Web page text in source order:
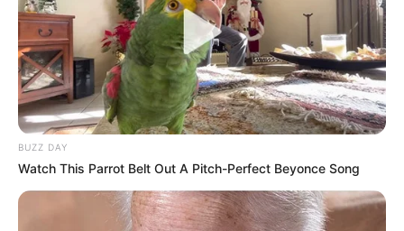
BUZZ DAY
Watch This Parrot Belt Out A Pitch-Perfect Beyonce Song